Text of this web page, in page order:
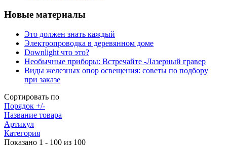
Новые материалы
Это должен знать каждый
Электропроводка в деревянном доме
Downlight что это?
Необычные приборы: Встречайте -Лазерный гравер
Виды железных опор освещения: советы по подбору
при заказе
Сортировать по
Порядок +/-
Название товара
Артикул
Категория
Показано 1 - 100 из 100